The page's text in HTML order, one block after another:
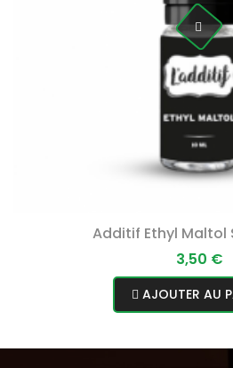
Additif Ethyl Maltol
Prix
3,50 €
AJOUTER AU